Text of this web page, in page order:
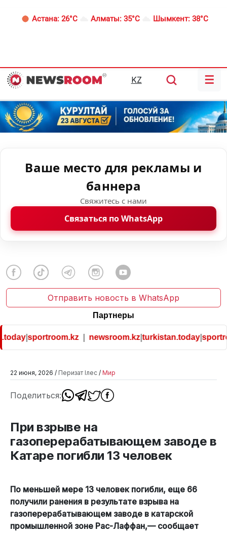
Астана: 26°C Алматы: 35°C Шымкент: 38°C
KZ ☰
Ваше место для рекламы и
баннера
Свяжитесь с нами
Связаться по WhatsApp
Отправить новость в WhatsApp
Партнеры
|sportroom.kz| newsroom.kz|turkistan.today|
22 июня, 2026 / Перизат Ілес / Мир
Поделиться:
При взрыве на
газоперерабатывающем заводе в
Катаре погибли 13 человек
По меньшей мере 13 человек погибли, еще 66
получили ранения в результате взрыва на
газоперерабатывающем заводе в катарской
промышленной зоне Рас-Лаффан,— сообщает